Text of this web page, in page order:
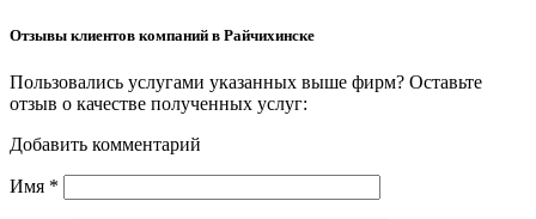
Отзывы клиентов компаний в Райчихинске
Пользовались услугами указанных выше фирм? Оставьте
отзыв о качестве полученных услуг:
Добавить комментарий
Имя *